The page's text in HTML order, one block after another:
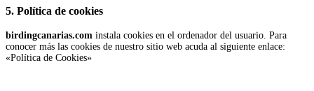
5. Política de cookies
birdingcanarias.com instala cookies en el ordenador del usuario. Para
conocer más las cookies de nuestro sitio web acuda al siguiente enlace:
«Política de Cookies»